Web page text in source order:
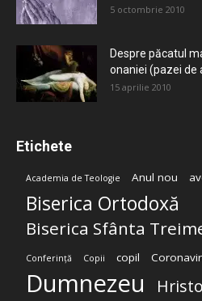
5 octombrie 2010
Despre păcatul
onaniei (pazei de
15 aprilie 2010
Etichete
Academia de Teologie Anul nou
Biserica Ortodoxă
Biserica Sfânta
Conferință Copii copil
Dumnezeu